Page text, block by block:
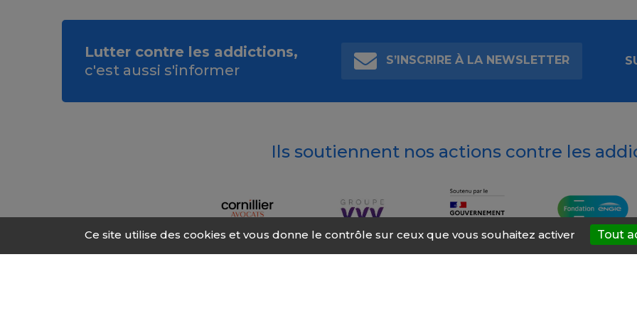
Lutter contre les addictions,
c'est aussi s'informer
S’INSCRIRE À LA NEWSLETTER
Ils soutiennent nos actions contre les
Ce site utilise des cookies et vous donne le contrôle sur ceux que vous souhaitez activer Tout